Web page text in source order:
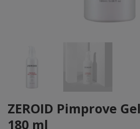
ZEROID Pimprove
180 ml